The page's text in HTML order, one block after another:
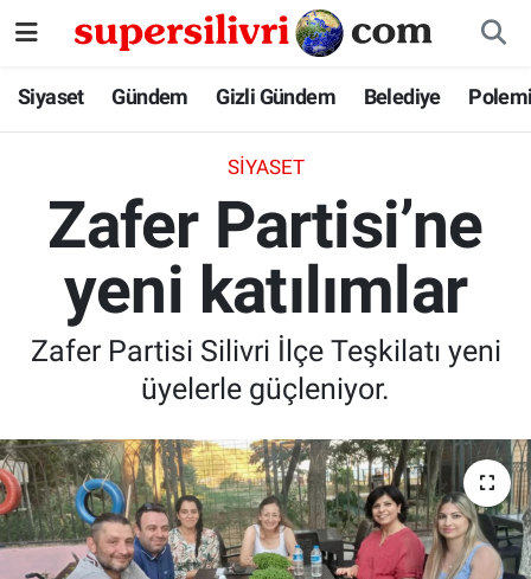
Siyaset Gündem Gizli Gündem Belediye
SIYASET
Zafer Partisi’ne
yeni katılımlar
Zafer Partisi Silivri İlçe Teşkilatı yeni
üyelerle güçleniyor.
Siyaset
Gizli Gündem
Belediye
Polemik
İstanbul Nöbetçi Eczaneler
İstanbul Hava Durumu
İstanbul Namaz Vakitleri
İstanbul Trafik Yoğunluk Haritası
Süper Lig Puan Durumu ve Fikstür
Tüm Manşetler
Son Dakika Haberleri
Haber Arşivi